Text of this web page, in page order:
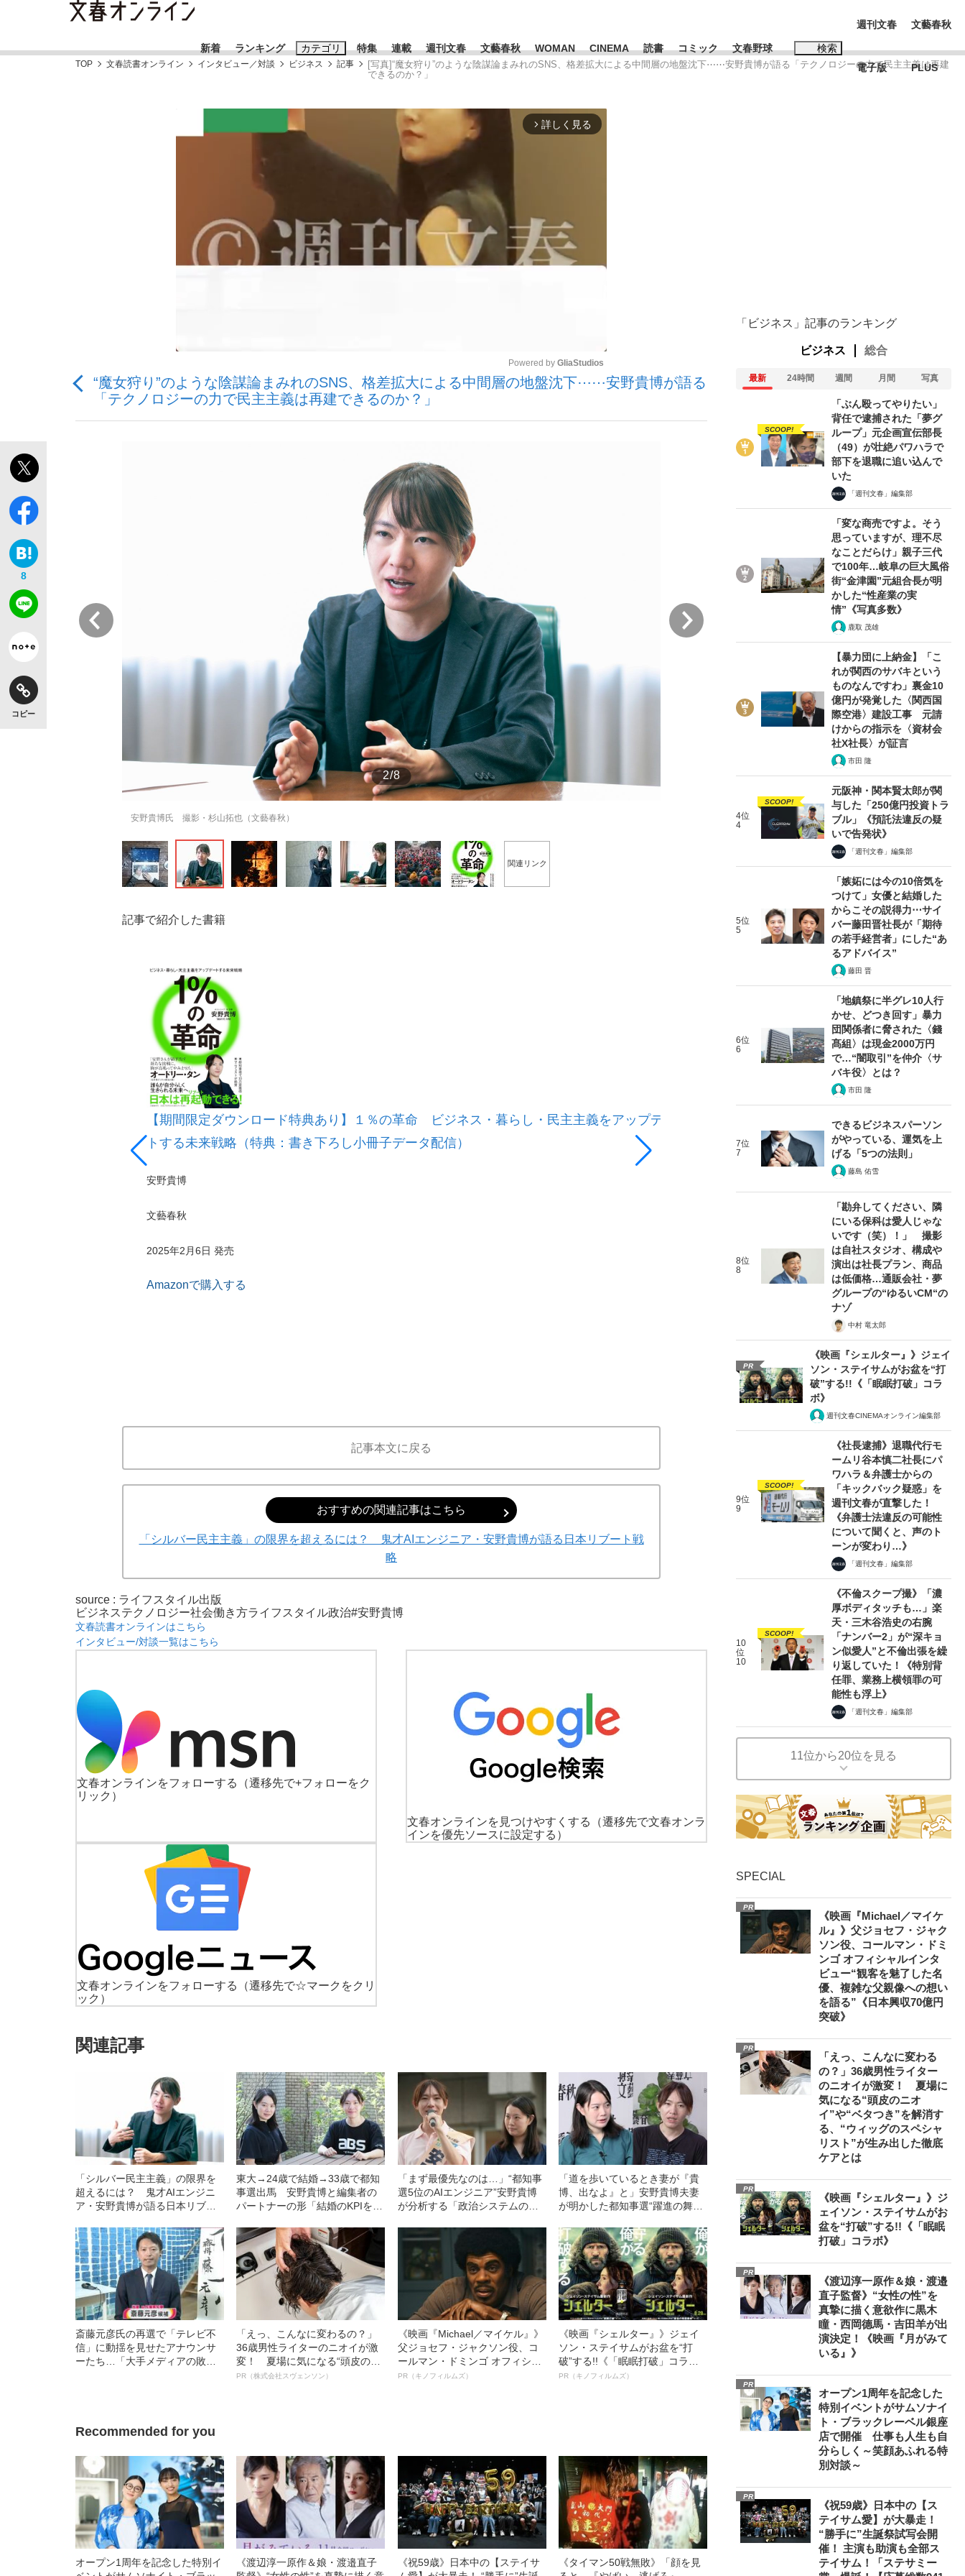
新着 ランキング カテゴリ
「最悪の空気のまま解散」WBC日本代表“敗戦”の真実 選手が明かす...
「クマが悪者扱いされているのが悲しい」『北の国から』倉本聰氏（91...
「目標達成できなかったからと言って…」サッカー日本代表・森保一監督...
もっと見る
特集
いまさら聞けない資産運用のすべて
もっと見る
連載 週刊文春 文藝春秋 WOMAN CINEMA 読書 コミック 文春野球 検索
おすすめのキーワードタグ一覧
#藤田晋 #高市早苗
#玉木雄一郎
週刊文春
電子版
文藝春秋
PLUS
TOP 文春読書オンライン インタビュー／対談 ビジネス 記事
[写真]“魔女狩り”のような陰謀論まみれのSNS、格差拡大による中間層の地盤沈下⋯⋯安野貴博が語る「テクノロジーの力で民主主義は再建
できるのか？」
arrow_forward_ios 詳しく見る
Powered by GliaStudios
“魔女狩り”のような陰謀論まみれのSNS、格差拡大による中間層の地盤沈下⋯⋯安野貴博が語る
「テクノロジーの力で民主主義は再建できるのか？」
8
コピー
2/8
安野貴博氏 撮影・杉山拓也（文藝春秋）
関連リンク
記事で紹介した書籍
【期間限定ダウンロード特典あり】１％の革命 ビジネス・暮らし・民主主義をアップデー
トする未来戦略（特典：書き下ろし小冊子データ配信）
安野貴博
文藝春秋
2025年2月6日 発売
Amazonで購入する
記事本文に戻る
おすすめの関連記事はこちら
「シルバー民主主義」の限界を超えるには？ 鬼才AIエンジニア・安野貴博が語る日本リブート戦
略
source : ライフスタイル出版
ビジネステクノロジー社会働き方ライフスタイル政治#安野貴博
文春読書オンラインはこちら
インタビュー/対談一覧はこちら
文春オンラインをフォローする
（遷移先で+フォローをク
リック）
文春オンラインを見つけやすくする
（遷移先で文春オンラ
インを優先ソースに設定する）
文春オンラインをフォローする
（遷移先で☆マークをクリ
ック）
関連記事
「シルバー民主主義」の限界を
超えるには？ 鬼才AIエンジニ
ア・安野貴博が語る日本リブー
東大→24歳で結婚→33歳で都知
事選出馬 安野貴博と編集者の
パートナーの形「結婚のKPIを設
た」
「まず最優先なのは…」“都知事
選5位のAIエンジニア”安野貴博
が分析する「政治システムの欠
イント」
「道を歩いているとき妻が『貴
博、出なよ』と」安野貴博夫妻
が明かした都知事選“躍進の舞台
斎藤元彦氏の再選で「テレビ不
信」に動揺を見せたアナウンサ
ーたち…「大手メディアの敗
「えっ、こんなに変わるの？」
36歳男性ライターのニオイが激
変！ 夏場に気になる“頭皮のニ
オイ”や“ベタつき”を解消す
PR（株式会社スヴェンソン）
《映画『Michael／マイケル』》
父ジョセフ・ジャクソン役、コ
ールマン・ドミンゴ オフィシャ
ルインタビュー“観客を魅了した
PR（キノフィルムズ）
《映画『シェルター』》ジェイ
ソン・ステイサムがお盆を“打
破”する!!《「眠眠打破」コラ
ボ》
PR（キノフィルムズ）
Recommended for you
オープン1周年を記念した特別イ
《渡辺淳一原作＆娘・渡邉直子
《祝59歳》日本中の【ステイサ
《タイマン50戦無敗》「顔を見
「ビジネス」記事のランキング
ビジネス 総合
最新 24時間 週間 月間 写真
SCOOP!
「ぶん殴ってやりたい」
背任で逮捕された「夢グ
ループ」元企画宣伝部長
（49）が壮絶パワハラで
部下を退職に追い込んで
いた
「週刊文春」編集部
「変な商売ですよ。そう
思っていますが、理不尽
なことだらけ」親子三代
で100年…岐阜の巨大風俗
街“金津園”元組合長が明
かした“性産業の実
情”《写真多数》
鹿取 茂雄
【暴力団に上納金】「こ
れが関西のサバキという
ものなんですわ」裏金10
億円が発覚した〈関西国
際空港〉建設工事 元請
けからの指示を〈資材会
社X社長〉が証言
市田 隆
4位
4
SCOOP!
元阪神・関本賢太郎が関
与した「250億円投資トラ
ブル」《預託法違反の疑
いで告発状》
「週刊文春」編集部
5位
5
「嫉妬には今の10倍気を
つけて」女優と結婚した
からこその説得力⋯サイ
バー藤田晋社長が「期待
の若手経営者」にした“あ
るアドバイス”
藤田 晋
6位
6
「地鎮祭に半グレ10人行
かせ、どつき回す」暴力
団関係者に脅された〈錢
髙組〉は現金2000万円
で…“闇取引”を仲介〈サ
バキ役〉とは？
市田 隆
7位
7
できるビジネスパーソン
がやっている、運気を上
げる「5つの法則」
藤島 佑雪
8位
8
「勘弁してください、隣
にいる保科は愛人じゃな
いです（笑）！」 撮影
は自社スタジオ、構成や
演出は社長プラン、商品
は低価格…通販会社・夢
グループの“ゆるいCM“の
ナゾ
中村 竜太郎
PR
《映画『シェルター』》ジェイ
ソン・ステイサムがお盆を“打
破”する!!《「眠眠打破」コラ
ボ》
週刊文春CINEMAオンライン編集部
9位
9
SCOOP!
《社長逮捕》退職代行モ
ームリ谷本慎二社長にパ
ワハラ＆弁護士からの
「キックバック疑惑」を
週刊文春が直撃した！
《弁護士法違反の可能性
について聞くと、声のト
ーンが変わり…》
「週刊文春」編集部
10
位
10
SCOOP!
《不倫スクープ撮》「濃
厚ボディタッチも…」楽
天・三木谷浩史の右腕
「ナンバー2」が“深キョ
ン似愛人”と不倫出張を繰
り返していた！《特別背
任罪、業務上横領罪の可
能性も浮上》
「週刊文春」編集部
11位から20位を見る
SPECIAL
PR
《映画『Michael／マイケ
ル』》父ジョセフ・ジャク
ソン役、コールマン・ドミ
ンゴ オフィシャルインタ
ビュー“観客を魅了した名
優、複雑な父親像への想い
を語る”《日本興収70億円
突破》
PR
「えっ、こんなに変わる
の？」36歳男性ライター
のニオイが激変！ 夏場に
気になる“頭皮のニオ
イ”や“ベタつき”を解消す
る、“ウィッグのスペシャ
リスト”が生み出した徹底
ケアとは
PR
《映画『シェルター』》ジ
ェイソン・ステイサムがお
盆を“打破”する!!《「眠眠
打破」コラボ》
PR
《渡辺淳一原作＆娘・渡邉
直子監督》“女性の性”を
真摯に描く意欲作に黒木
瞳・西岡德馬・吉田羊が出
演決定！《映画『月がみて
いる』》
PR
オープン1周年を記念した
特別イベントがサムソナイ
ト・ブラックレーベル銀座
店で開催 仕事も人生も自
分らしく～笑顔あふれる特
別対談～
PR
《祝59歳》日本中の【ス
テイサム愛】が大暴走！
“勝手に”生誕祭試写会開
催！ 主演も助演も全部ス
テイサム！「ステサミー